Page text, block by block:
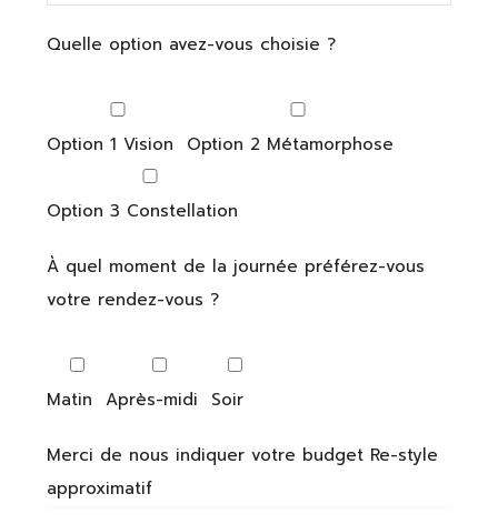
Quelle option avez-vous choisie ?
Option 1 Vision Option 2 Métamorphose
Option 3 Constellation
À quel moment de la journée préférez-vous
votre rendez-vous ?
Matin Après-midi Soir
Merci de nous indiquer votre budget Re-style
approximatif